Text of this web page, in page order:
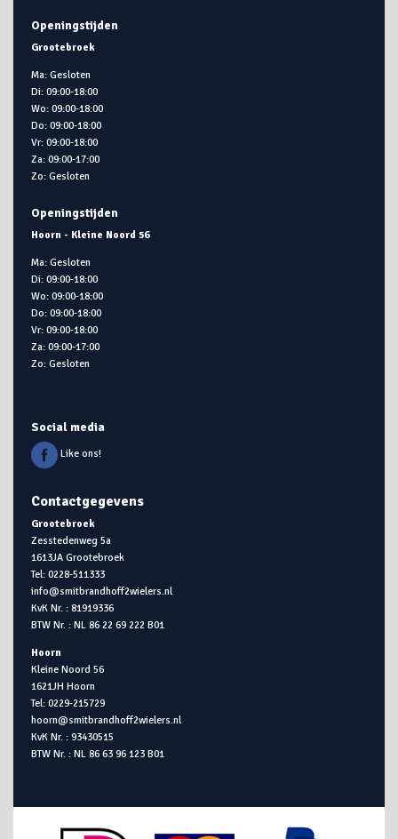
Openingstijden
Grootebroek
Ma: Gesloten
Di: 09:00-18:00
Wo: 09:00-18:00
Do: 09:00-18:00
Vr: 09:00-18:00
Za: 09:00-17:00
Zo: Gesloten
Openingstijden
Hoorn - Kleine Noord 56
Ma: Gesloten
Di: 09:00-18:00
Wo: 09:00-18:00
Do: 09:00-18:00
Vr: 09:00-18:00
Za: 09:00-17:00
Zo: Gesloten
Social media
Like ons!
Contactgegevens
Grootebroek
Zesstedenweg 5a
1613JA Grootebroek
Tel: 0228-511333
info@smitbrandhoff2wielers.nl
KvK Nr. : 81919336
BTW Nr. : NL 86 22 69 222 B01
Hoorn
Kleine Noord 56
1621JH Hoorn
Tel: 0229-215729
hoorn@smitbrandhoff2wielers.nl
KvK Nr. : 93430515
BTW Nr. : NL 86 63 96 123 B01